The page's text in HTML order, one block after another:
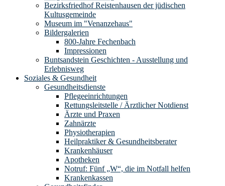
Bezirksfriedhof Reistenhausen der jüdischen
Kultusgemeinde
Museum im "Venanzehaus"
Bildergalerien
800-Jahre Fechenbach
Impressionen
Buntsandstein Geschichten - Ausstellung und
Erlebnisweg
Soziales & Gesundheit
Gesundheitsdienste
Pflegeeinrichtungen
Rettungsleitstelle / Ärztlicher Notdienst
Ärzte und Praxen
Zahnärzte
Physiotherapien
Heilpraktiker & Gesundheitsberater
Krankenhäuser
Apotheken
Notruf: Fünf „W“, die im Notfall helfen
Krankenkassen